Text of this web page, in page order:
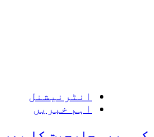
انٹرنیشنل
اہم خبریں